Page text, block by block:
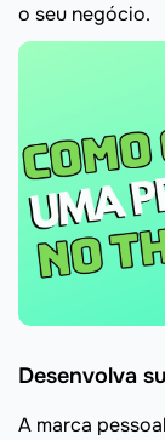
o seu negócio.
Desenvolva
A marca